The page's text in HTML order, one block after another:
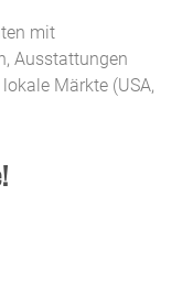
mit
Ausstattungen
Märkte (USA,